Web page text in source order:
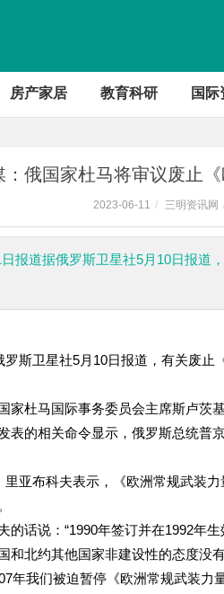
房产家居 教育科研 国际
：俄国家杜马将审议废止
2023-06-11 / 三明资讯网
报道据俄罗斯卫星社5月10日报道
斯卫星社5月10日报道，有关废
家杜马国际事务委员会主席斯卢茨
表的相关命令显示，俄罗斯总统
亚布科夫表示，《欧洲常规武装
的话说：“1990年签订并在1992年
和北约其他国家非建设性的态度没
年我们被迫暂停《欧洲常规武装